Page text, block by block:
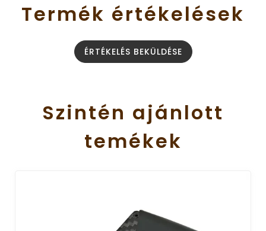
Termék értékelések
ÉRTÉKELÉS BEKÜLDÉSE
Szintén ajánlott
temékek